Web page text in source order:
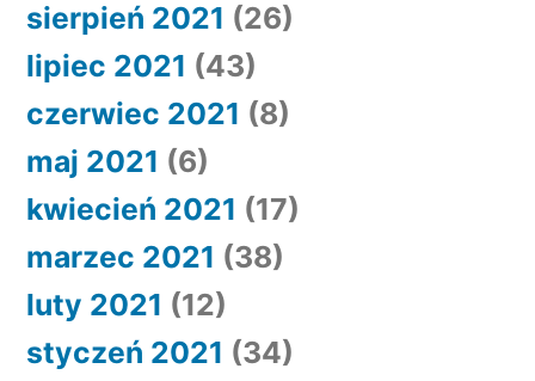
sierpień 2021 (26)
lipiec 2021 (43)
czerwiec 2021 (8)
maj 2021 (6)
kwiecień 2021 (17)
marzec 2021 (38)
luty 2021 (12)
styczeń 2021 (34)